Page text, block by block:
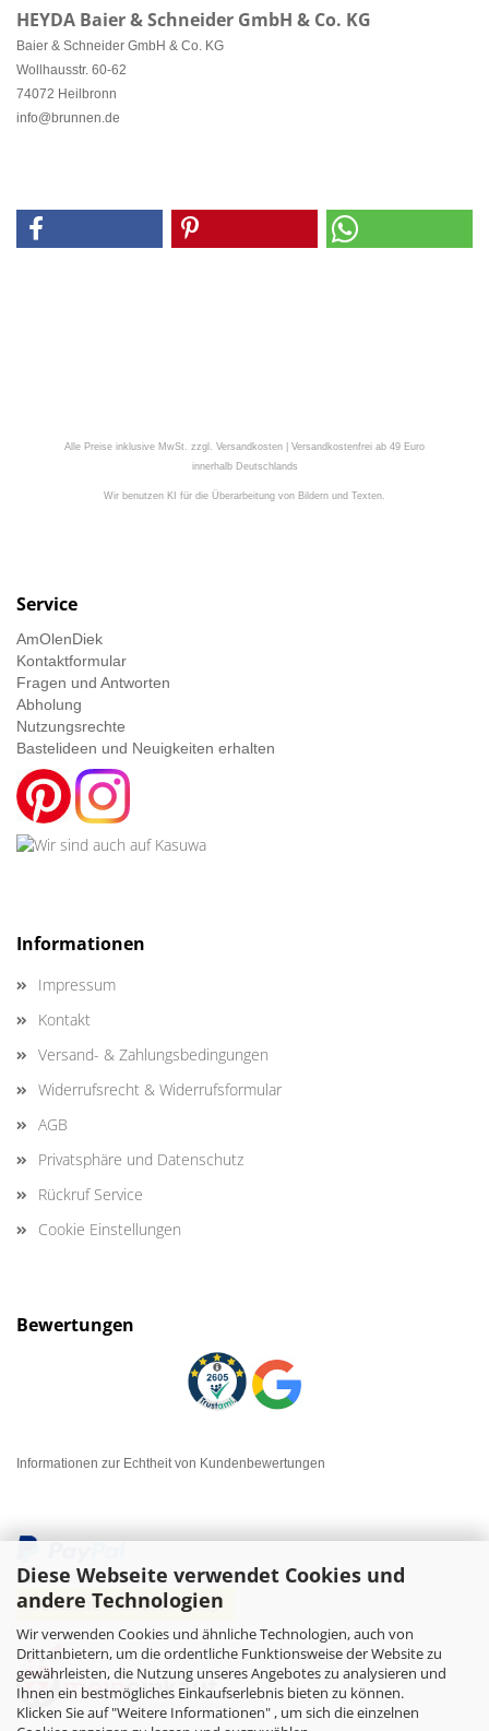
Diese Webseite verwendet Cookies und
andere Technologien
Wir verwenden Cookies und ähnliche Technologien, auch von
Drittanbietern, um die ordentliche Funktionsweise der Website zu
gewährleisten, die Nutzung unseres Angebotes zu analysieren und
Ihnen ein bestmögliches Einkaufserlebnis bieten zu können.
Klicken Sie auf "Weitere Informationen" , um sich die einzelnen
HEYDA Baier & Schneider GmbH & Co. KG
Baier & Schneider GmbH & Co. KG
Wollhausstr. 60-62
74072 Heilbronn
info@brunnen.de
Alle Preise inklusive MwSt. zzgl. Versandkosten | Versandkostenfrei ab 49 Euro
innerhalb Deutschlands
Wir benutzen KI für die Überarbeitung von Bildern und Texten.
Service
AmOlenDiek
Kontaktformular
Fragen und Antworten
Abholung
Nutzungsrechte
Bastelideen und Neuigkeiten erhalten
Informationen
Impressum
Kontakt
Versand- & Zahlungsbedingungen
Widerrufsrecht & Widerrufsformular
AGB
Privatsphäre und Datenschutz
Rückruf Service
Cookie Einstellungen
Bewertungen
Informationen zur Echtheit von Kundenbewertungen